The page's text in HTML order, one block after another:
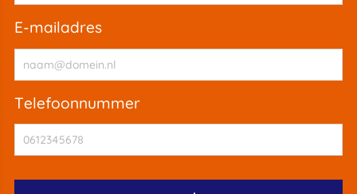
e-mailadres
telefoonnummer